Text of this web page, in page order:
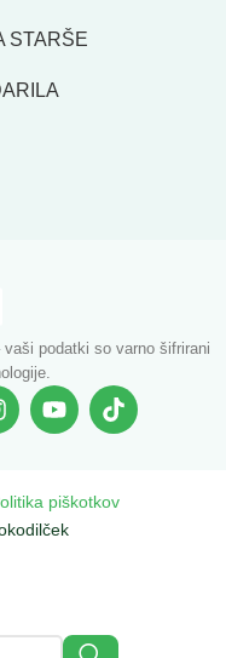
STARŠE
podatki so varno šifrirani
piškotkov